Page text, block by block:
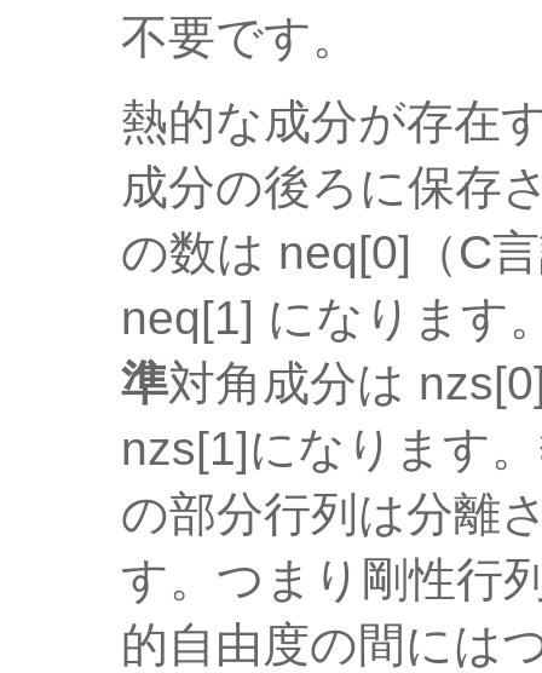
不要です。
熱的な成分が存在
成分の後ろに保存
の数は neq[0]（C
neq[1] になります
準対角成分は
nzs[1]になります
の部分行列は分離
す。つまり剛性行
的自由度の間には